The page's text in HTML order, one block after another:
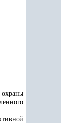
охраны